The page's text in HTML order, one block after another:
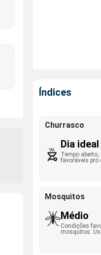
Índices
Churrasco
Dia ideal
Tempo
favoráveis pro
Mosquitos
Médio
Condições
mosquitos.